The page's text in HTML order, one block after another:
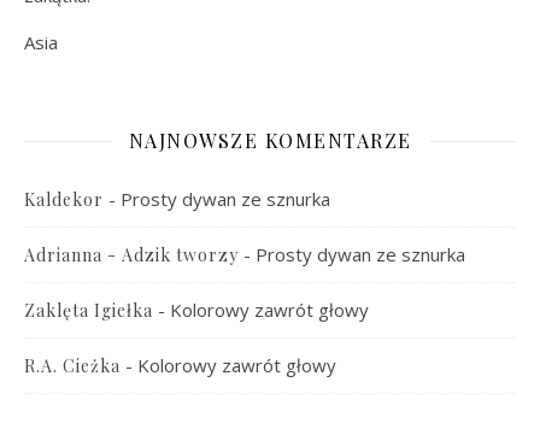
Asia
NAJNOWSZE KOMENTARZE
Kaldekor - Prosty dywan ze sznurka
Adrianna - Adzik tworzy - Prosty dywan ze sznurka
Zaklęta Igiełka - Kolorowy zawrót głowy
R.A. Cieżka - Kolorowy zawrót głowy